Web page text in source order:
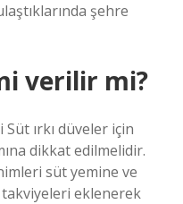
şehre
verilir mi?
ırkı düveler için
dikkat edilmelidir.
süt yemine ve
eklenerek